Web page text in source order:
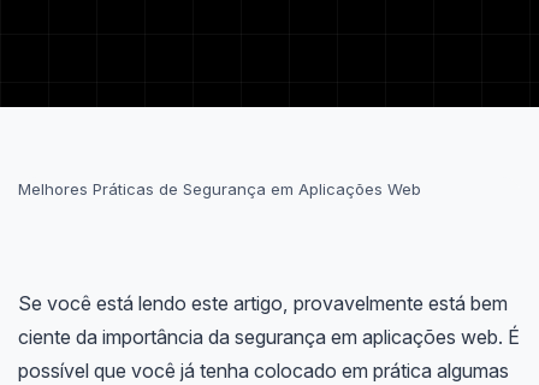
Melhores Práticas de Segurança em Aplicações Web
Se você está lendo este artigo, provavelmente está bem
ciente da importância da segurança em aplicações web. É
possível que você já tenha colocado em prática algumas